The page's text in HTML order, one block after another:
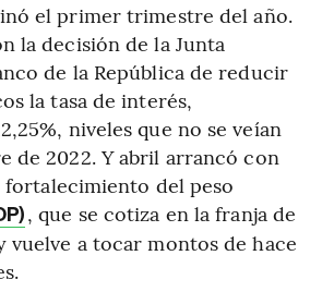
el primer trimestre del año.
la decisión de la Junta
de la República de reducir
la tasa de interés,
niveles que no se veían
de 2022. Y abril arrancó con
del peso
, que se cotiza en la franja de
vuelve a tocar montos de hace